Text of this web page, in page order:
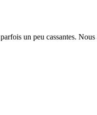
un peu cassantes.